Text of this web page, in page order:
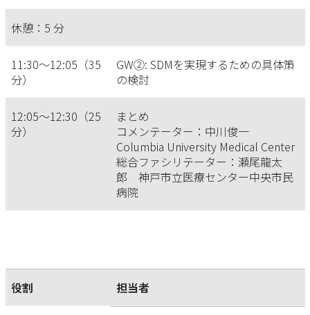
休憩：5 分
11:30～12:05（35
分）
GW②: SDMを実現するための具体策
の検討
12:05～12:30（25
分）
まとめ
コメンテーター：中川俊一
Columbia University Medical Center
総合ファシリテーター：瀬尾龍太
郎 神戸市立医療センター中央市民
病院
役割 担当者